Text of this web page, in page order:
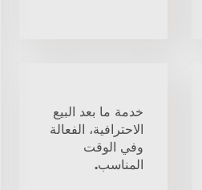
خدمة ما بعد البيع
الاحترافية، الفعالة
وفي الوقت
المناسب.